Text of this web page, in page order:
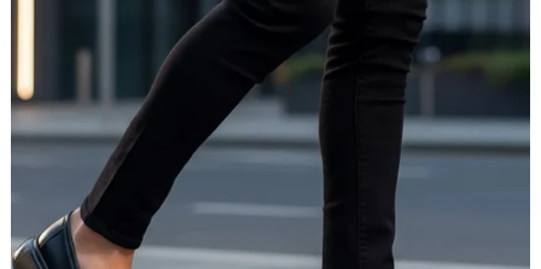
Reduceri
Curele
Lenjerii de Pat
Viziere
Catalog